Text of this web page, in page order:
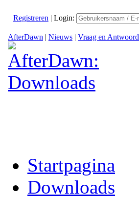
Registreren | Login:
AfterDawn | Nieuws | Vraag en Antwoord
Startpagina
Downloads